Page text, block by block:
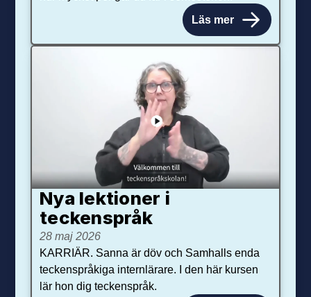
Läs mer
Nya lektioner i
teckenspråk
28 maj 2026
KARRIÄR. Sanna är döv och Samhalls enda
teckenspråkiga internlärare. I den här kursen
lär hon dig teckenspråk.